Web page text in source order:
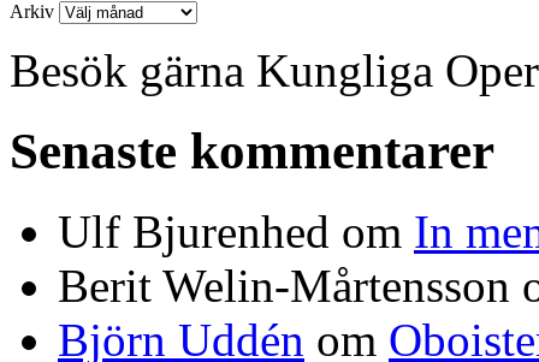
Arkiv
Besök gärna Kungliga
Senaste kommentarer
Ulf Bjurenhed om In
Berit Welin-Mårtensson
Björn Uddén om